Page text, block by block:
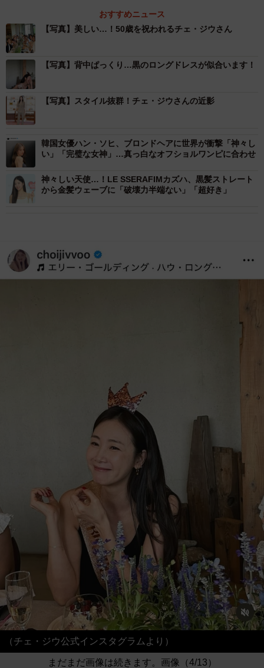
おすすめニュース
【写真】美しい…！50歳を祝われるチェ・ジウさん
【写真】背中ぱっくり…黒のロングドレスが似合います！
【写真】スタイル抜群！チェ・ジウさんの近影
韓国女優ハン・ソヒ、ブロンドヘアに世界が衝撃「神々し
い」「完璧な女神」…真っ白なオフショルワンピに合わせ
神々しい天使…！LE SSERAFIMカズハ、黒髪ストレート
から金髪ウェーブに「破壊力半端ない」「超好き」
（チェ・ジウ公式インスタグラムより）
まだまだ画像は続きます。画像（4/13）